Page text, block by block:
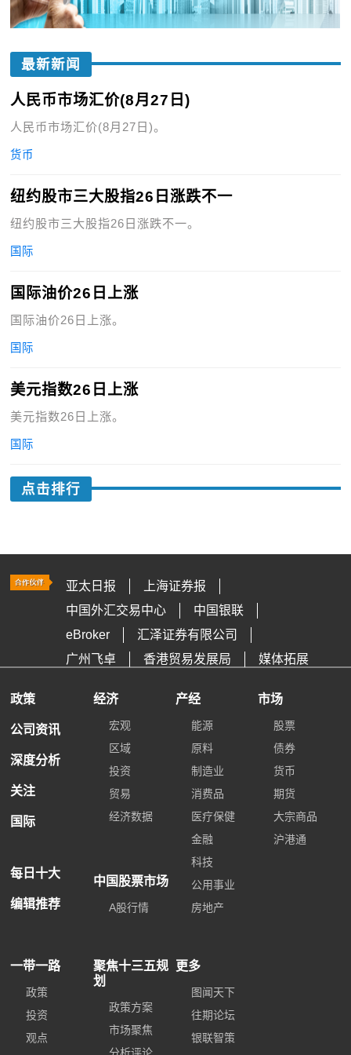
最新新闻
人民币市场汇价(8月27日)
人民币市场汇价(8月27日)。
货币
纽约股市三大股指26日涨跌不一
纽约股市三大股指26日涨跌不一。
国际
国际油价26日上涨
国际油价26日上涨。
国际
美元指数26日上涨
美元指数26日上涨。
国际
点击排行
亚太日报
上海证券报
中国外汇交易中心
中国银联
eBroker
汇泽证券有限公司
广州飞卓
香港贸易发展局 媒体拓展
政策
公司资讯
深度分析
关注
国际
每日十大
编辑推荐
经济
宏观
区域
投资
贸易
经济数据
中国股票市场
A股行情
产经
能源
原料
制造业
消费品
医疗保健
金融
科技
公用事业
房地产
市场
股票
债券
货币
期货
大宗商品
沪港通
一带一路
政策
投资
观点
聚焦十三五规
划
政策方案
市场聚焦
更多
图闻天下
往期论坛
银联智策